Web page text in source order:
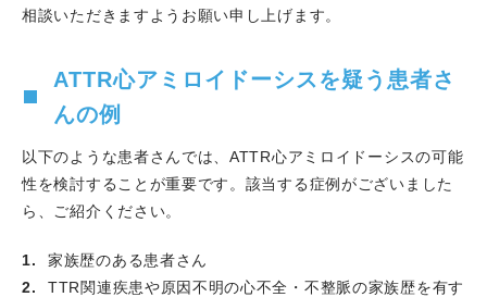
2025.07.09 FM GENKI「ハローはり姫」に、松尾晃樹
生会議）【後編】に登壇しました。
2025.07.02 FM GENKI「ハローはり姫」に、松尾晃樹
医師、谷口泰代副院長がACP(アドバンスケアプラン：人
生会議）【前編】に登壇しました。
2025.07.01
竹本良医師が就職しました。
2025.06.28
た。
2025.06.25西播磨地域医療研修会 みんなで支える慢
相談いただきますようお願い申し上げます。
ATTR心アミロイドーシスを疑う患者さ
んの例
以下のような患者さんでは、ATTR心アミロイドーシスの可能
性を検討することが重要です。該当する症例がございました
ら、ご紹介ください。
家族歴のある患者さん
TTR関連疾患や原因不明の心不全・不整脈の家族歴を有す